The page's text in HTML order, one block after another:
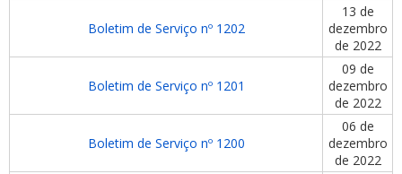
Boletim de Serviço nº 1202
13 de
dezembro
de 2022
Boletim de Serviço nº 1201
09 de
dezembro
de 2022
Boletim de Serviço nº 1200
06 de
dezembro
de 2022